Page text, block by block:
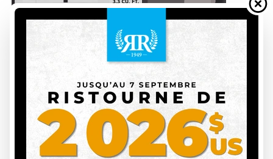
DEMANDE DE FINANCEMENT